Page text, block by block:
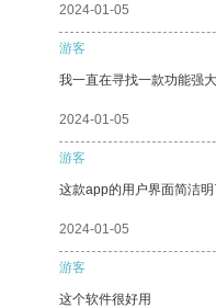
2024-01-05
游客
我一直在寻找一款功能强
2024-01-05
游客
这款app的用户界面简洁
2024-01-05
游客
这个软件很好用